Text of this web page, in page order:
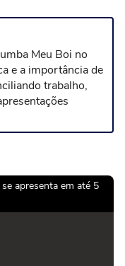
Meu Boi no
e a importância de
trabalho,
apresenta em até 5